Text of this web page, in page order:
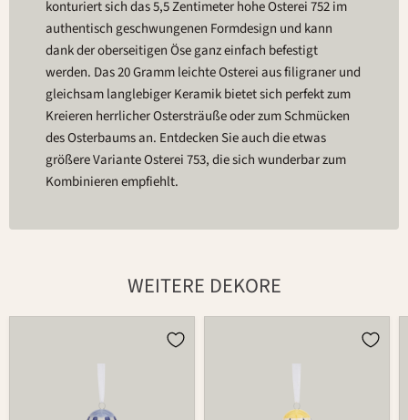
konturiert sich das 5,5 Zentimeter hohe Osterei 752 im
authentisch geschwungenen Formdesign und kann
dank der oberseitigen Öse ganz einfach befestigt
werden. Das 20 Gramm leichte Osterei aus filigraner und
gleichsam langlebiger Keramik bietet sich perfekt zum
Kreieren herrlicher Ostersträuße oder zum Schmücken
des Osterbaums an. Entdecken Sie auch die etwas
größere Variante Osterei 753, die sich wunderbar zum
Kombinieren empfiehlt.
WEITERE DEKORE